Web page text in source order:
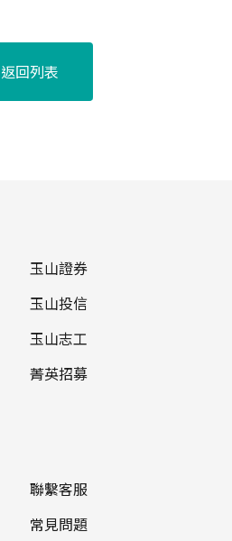
返回列表
玉山證券
玉山投信
玉山志工
菁英招募
聯繫客服
常見問題